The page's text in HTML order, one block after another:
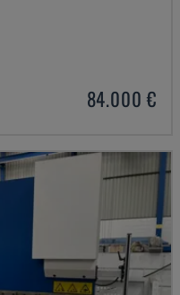
84.000 €